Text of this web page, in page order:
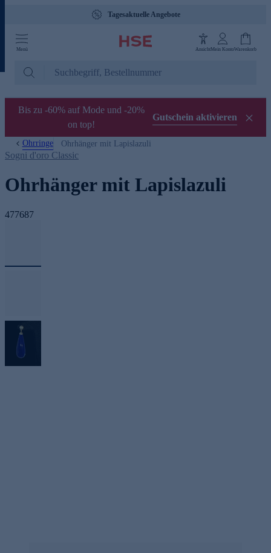
Tagesaktuelle Angebote
Menü AnsichtMein KontoWarenkorb
Bis zu -60% auf Mode und -20%
on top!
Gutschein aktivieren
Ohrringe Ohrhänger mit Lapislazuli
Sogni d'oro Classic
Ohrhänger mit Lapislazuli
477687